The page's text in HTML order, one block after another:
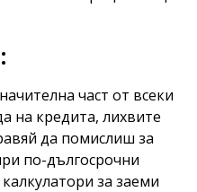
част от всеки
на кредита, лихвите
да помислиш за
по-дългосрочни
за заеми